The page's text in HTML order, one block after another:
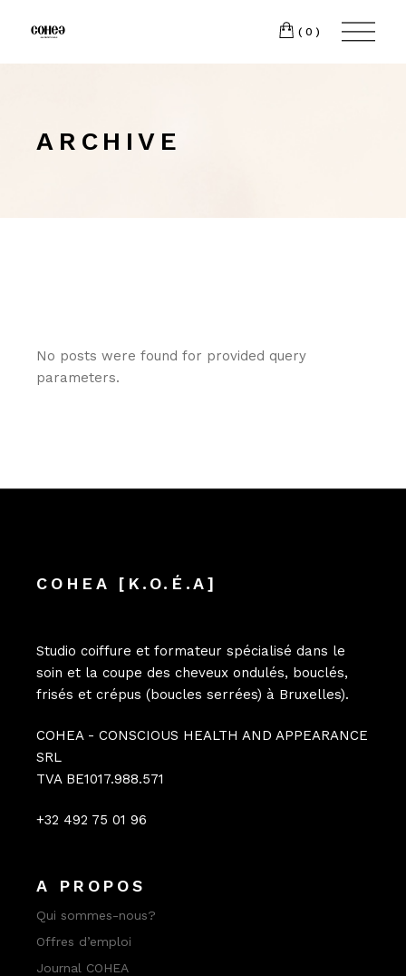
(0)
ARCHIVE
No posts were found for provided query
parameters.
COHEA [K.O.É.A]
Studio coiffure et formateur spécialisé dans le
soin et la coupe des cheveux ondulés, bouclés,
frisés et crépus (boucles serrées) à Bruxelles).
COHEA - CONSCIOUS HEALTH AND APPEARANCE
SRL
TVA BE1017.988.571
+32 492 75 01 96
A PROPOS
Qui sommes-nous?
Offres d’emploi
Journal COHEA